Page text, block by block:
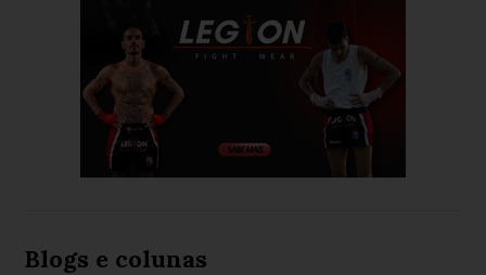
Blogs e colunas